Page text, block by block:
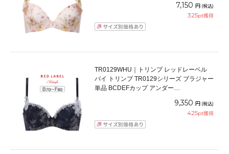
7,150 円 (税込)
325pt獲得
TR0129WHU｜トリンプ レッドレーベル
バイ トリンプ TR0129シリーズ ブラジャー
単品 BCDEFカップ アンダー
9,350 円 (税込)
425pt獲得